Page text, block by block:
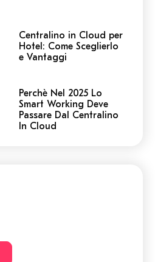
Centralino in Cloud per
Hotel: Come Sceglierlo
e Vantaggi
Perchè Nel 2025 Lo
Smart Working Deve
Passare Dal Centralino
In Cloud